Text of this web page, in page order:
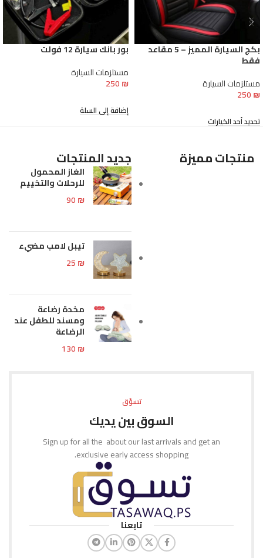
بكج السيارة المميز – 5 مقاعد
فقط
مستلزمات السيارة
250₪
تحديد أحد الخيارات
بور بانك سيارة 12 فولت
مستلزمات السيارة
250₪
إضافة إلى السلة
منتجات مميزة جديد المنتجات
الغاز المحمول
للرحلات والتخييم
90₪
تيبل لامب مضيء
25₪
مخدة رضاعة
ومسند للطفل عند
الرضاعة
130₪
تسوّق
السوق بين يديك
Sign up for all the about our last arrivals and get an
exclusive early access shopping.
تابعنا